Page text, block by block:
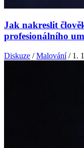
Jak nakreslit
profesionálního
Diskuze /Malování/ 1.